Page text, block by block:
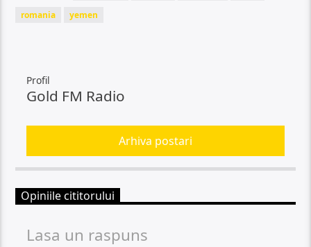
romania
yemen
Profil
Gold FM Radio
Arhiva postari
Opiniile cititorului
Lasa un raspuns